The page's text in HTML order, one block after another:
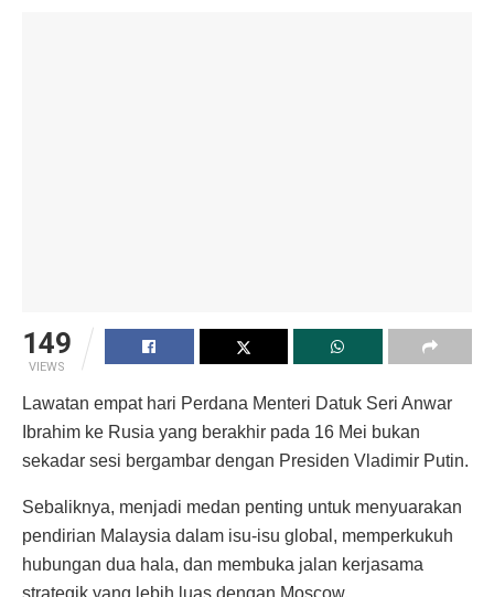
149
VIEWS
Lawatan empat hari Perdana Menteri Datuk Seri Anwar
Ibrahim ke Rusia yang berakhir pada 16 Mei bukan
sekadar sesi bergambar dengan Presiden Vladimir Putin.
Sebaliknya, menjadi medan penting untuk menyuarakan
pendirian Malaysia dalam isu-isu global, memperkukuh
hubungan dua hala, dan membuka jalan kerjasama
strategik yang lebih luas dengan Moscow.